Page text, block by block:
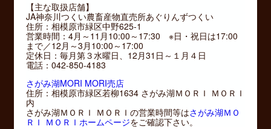
【主な取扱店舗】
JA神奈川つくい農畜産物直売所あぐりんずつくい
住所：相模原市緑区中野625-1
営業時間：4月～11月10:00～17:30 ※日・祝日は17:00
まで／12月～3月10:00～17:00
定休日：毎月第３水曜日、12月31日～１月４日
電話：042-850-4183
さがみ湖MORI MORI売店
住所：相模原市緑区若柳1634 さがみ湖ＭＯＲＩ ＭＯＲＩ
内
さがみ湖ＭＯＲＩ ＭＯＲＩの営業時間等はさがみ湖ＭＯ
ＲＩ ＭＯＲＩホームページをご確認下さい。